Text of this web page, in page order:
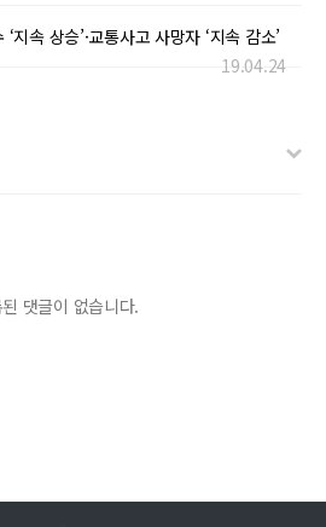
지속 상승’·교통사고 사망자 ‘지속 감소’
19.04.24
댓글이 없습니다.